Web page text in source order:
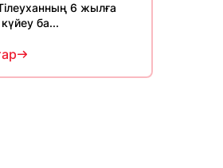
6 жылға
ба...